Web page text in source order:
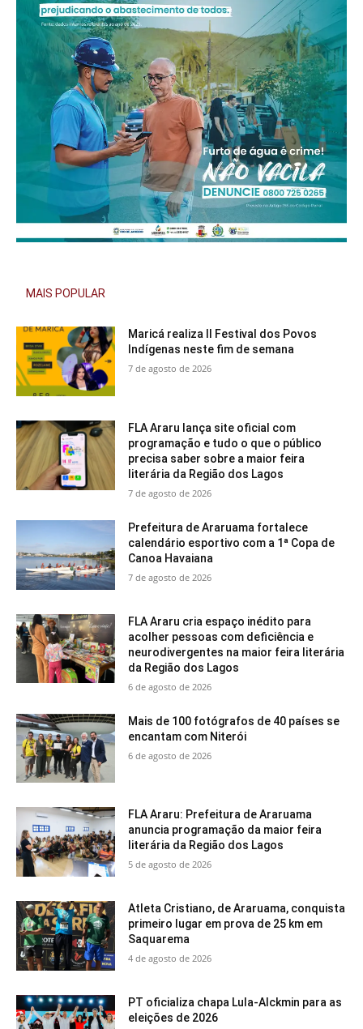
MAIS POPULAR
Maricá realiza II Festival dos Povos
Indígenas neste fim de semana
7 de agosto de 2026
FLA Araru lança site oficial com
programação e tudo o que o público
precisa saber sobre a maior feira
literária da Região dos Lagos
7 de agosto de 2026
Prefeitura de Araruama fortalece
calendário esportivo com a 1ª Copa de
Canoa Havaiana
7 de agosto de 2026
FLA Araru cria espaço inédito para
acolher pessoas com deficiência e
neurodivergentes na maior feira literária
da Região dos Lagos
6 de agosto de 2026
Mais de 100 fotógrafos de 40 países se
encantam com Niterói
6 de agosto de 2026
FLA Araru: Prefeitura de Araruama
anuncia programação da maior feira
literária da Região dos Lagos
5 de agosto de 2026
Atleta Cristiano, de Araruama, conquista
primeiro lugar em prova de 25 km em
Saquarema
4 de agosto de 2026
PT oficializa chapa Lula-Alckmin para as
eleições de 2026